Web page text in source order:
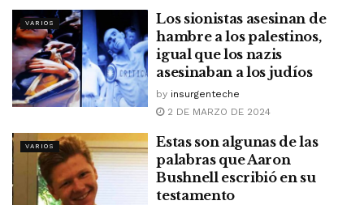
VARIOS
Los sionistas asesinan de
hambre a los palestinos,
igual que los nazis
asesinaban a los judíos
by insurgenteche
2 DE MARZO DE 2024
VARIOS
Estas son algunas de las
palabras que Aaron
Bushnell escribió en su
testamento